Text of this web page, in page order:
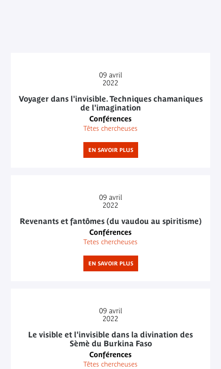
09 avril
2022
Voyager dans l'invisible. Techniques chamaniques
de l'imagination
Conférences
Têtes chercheuses
EN SAVOIR PLUS
09 avril
2022
Revenants et fantômes (du vaudou au spiritisme)
Conférences
Tetes chercheuses
EN SAVOIR PLUS
09 avril
2022
Le visible et l'invisible dans la divination des
Sèmè du Burkina Faso
Conférences
Têtes chercheuses